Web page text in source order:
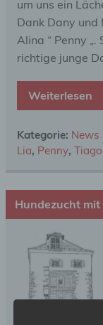
um uns ein
Dank Dany und
Alina “ Penny
richtige junge
Weiterlesen
Kategorie: News
Lia, Penny, Tiago
Hundezucht mit